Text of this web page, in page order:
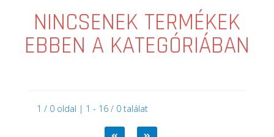
NINCSENEK TERMÉKEK
EBBEN A KATEGÓRIÁBAN
1 / 0 oldal | 1 - 16 / 0 találat